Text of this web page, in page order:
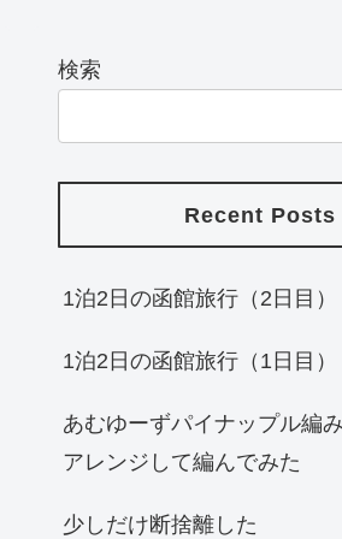
検索
Recent Posts
1泊2日の函館旅行（2日目）
1泊2日の函館旅行（1日目）
あむゆーずパイナップル編
アレンジして編んでみた
少しだけ断捨離した